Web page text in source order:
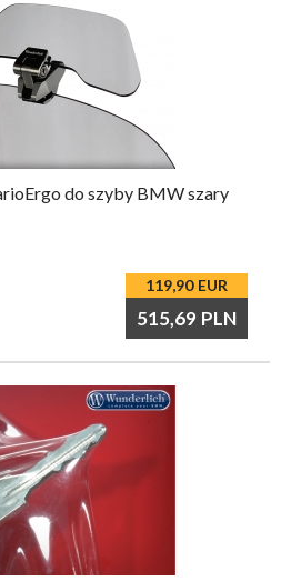
do szyby BMW szary
119,90 EUR
515,69 PLN